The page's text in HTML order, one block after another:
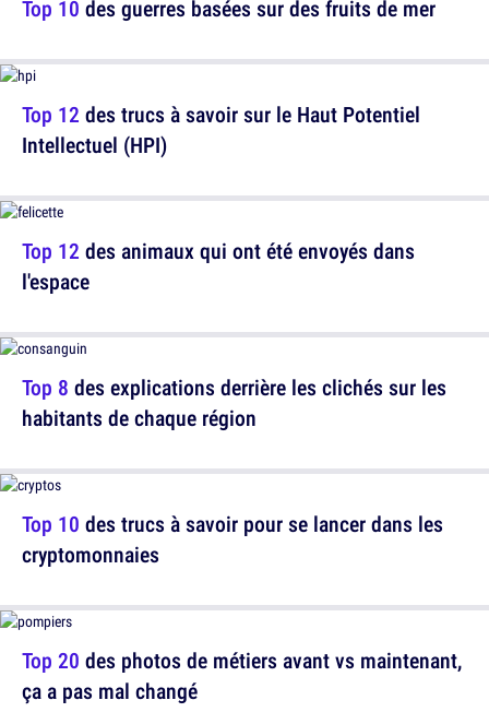
Top 12 des trucs à savoir sur le Haut Potentiel
Intellectuel (HPI)
Top 8 des explications derrière les clichés sur les
habitants de chaque région
Top 20 des photos de métiers avant vs maintenant,
ça a pas mal changé
Top 10 des guerres basées sur des fruits de mer
Top 12 des animaux qui ont été envoyés dans
l'espace
Top 10 des trucs à savoir pour se lancer dans les
cryptomonnaies